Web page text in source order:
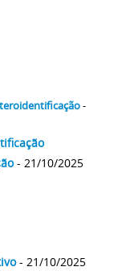
-
- 21/10/2025
- 21/10/2025